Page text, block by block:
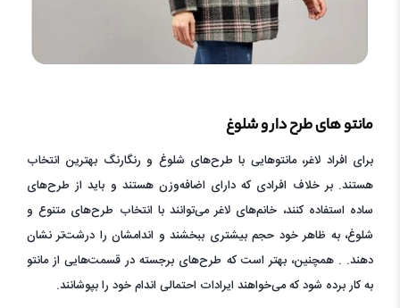
مانتو های طرح دار و شلوغ
برای افراد لاغر، مانتوهایی با طرح‌های شلوغ و رنگارنگ بهترین انتخاب
هستند. بر خلاف افرادی که دارای اضافه‌وزن هستند و باید از طرح‌های
ساده استفاده کنند، خانم‌های لاغر می‌توانند با انتخاب طرح‌های متنوع و
شلوغ، به ظاهر خود حجم بیشتری ببخشند و اندامشان را درشت‌تر نشان
دهند. . همچنین، بهتر است که طرح‌های برجسته در قسمت‌هایی از مانتو
به کار برده شود که می‌خواهند ایرادات احتمالی اندام خود را بپوشانند.